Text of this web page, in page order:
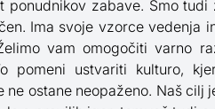
zabave. Smo
Ima svoje vzorce vedenja
vam omogočiti varno
pomeni ustvariti kulturo,
ostane neopaženo. Naš cilj